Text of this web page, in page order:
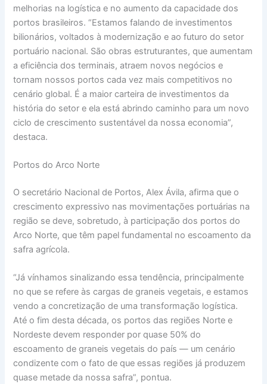
melhorias na logística e no aumento da capacidade dos
portos brasileiros. “Estamos falando de investimentos
bilionários, voltados à modernização e ao futuro do setor
portuário nacional. São obras estruturantes, que aumentam
a eficiência dos terminais, atraem novos negócios e
tornam nossos portos cada vez mais competitivos no
cenário global. É a maior carteira de investimentos da
história do setor e ela está abrindo caminho para um novo
ciclo de crescimento sustentável da nossa economia”,
destaca.
Portos do Arco Norte
O secretário Nacional de Portos, Alex Ávila, afirma que o
crescimento expressivo nas movimentações portuárias na
região se deve, sobretudo, à participação dos portos do
Arco Norte, que têm papel fundamental no escoamento da
safra agrícola.
“Já vínhamos sinalizando essa tendência, principalmente
no que se refere às cargas de graneis vegetais, e estamos
vendo a concretização de uma transformação logística.
Até o fim desta década, os portos das regiões Norte e
Nordeste devem responder por quase 50% do
escoamento de graneis vegetais do país — um cenário
condizente com o fato de que essas regiões já produzem
quase metade da nossa safra”, pontua.